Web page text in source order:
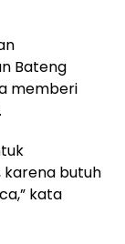
Bateng
memberi
karena butuh
kata